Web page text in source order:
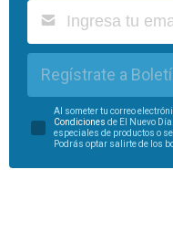
Regístrate a
Al someter tu correo
Condiciones de El Nuevo
especiales de productos o
Podrás optar salirte de los